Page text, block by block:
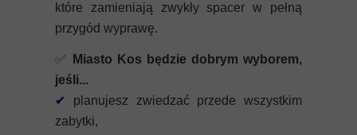
które zamieniają zwykły spacer w pełną
przygód wyprawę.
✅
Miasto Kos będzie dobrym wyborem,
jeśli...
✔ planujesz zwiedzać przede wszystkim
zabytki,